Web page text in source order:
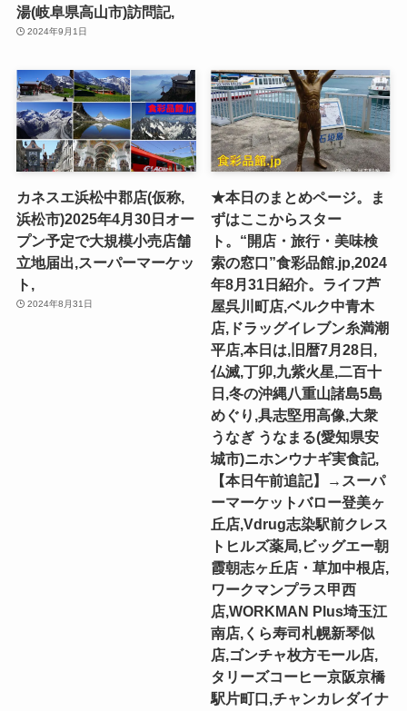
湯(岐阜県高山市)訪問記,
2024年9月1日
カネスエ浜松中郡店(仮称,
浜松市)2025年4月30日オー
プン予定で大規模小売店舗
立地届出,スーパーマーケッ
ト,
2024年8月31日
★本日のまとめページ。ま
ずはここからスター
ト。“開店・旅行・美味検
索の窓口”食彩品館.jp,2024
年8月31日紹介。ライフ芦
屋呉川町店,ベルク中青木
店,ドラッグイレブン糸満潮
平店,本日は,旧暦7月28日,
仏滅,丁卯,九紫火星,二百十
日,冬の沖縄八重山諸島5島
めぐり,具志堅用高像,大衆
うなぎ うなまる(愛知県安
城市)ニホンウナギ実食記,
【本日午前追記】→スーパ
ーマーケットバロー登美ヶ
丘店,Vdrug志染駅前クレス
トヒルズ薬局,ビッグエー朝
霞朝志ヶ丘店・草加中根店,
ワークマンプラス甲西
店,WORKMAN Plus埼玉江
南店,くら寿司札幌新琴似
店,ゴンチャ枚方モール店,
タリーズコーヒー京阪京橋
駅片町口,チャンカレダイナ